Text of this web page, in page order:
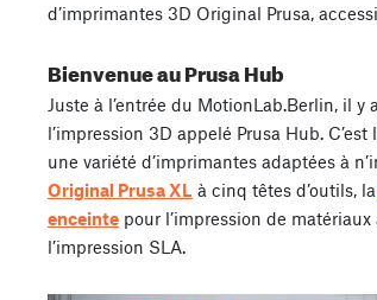
d’imprimantes 3D Original Prusa,
Bienvenue au Prusa Hub
Juste à l’entrée du MotionLab.Berlin, il y
l’impression 3D appelé Prusa Hub.
une variété d’imprimantes adaptées à
Original Prusa XL à cinq têtes d’outils, la
enceinte pour l’impression de
l’impression SLA.